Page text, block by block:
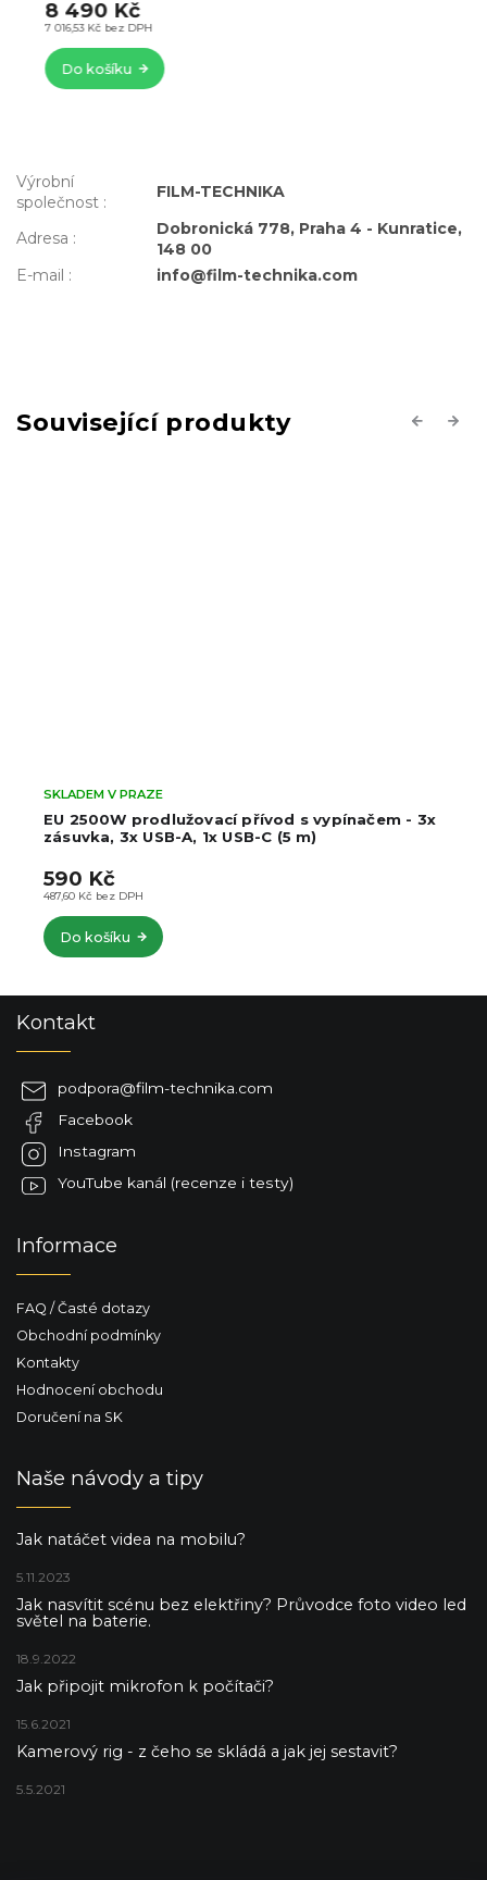
7 016,53 Kč bez DPH
8 490 Kč
Do košíku
Výrobní
společnost :
FILM-TECHNIKA
Adresa :
Dobronická 778, Praha 4 - Kunratice,
148 00
E-mail : info@film-technika.com
Související produkty Previous
EU 2500W prodlužovací přívod s vypínačem - 3x
zásuvka, 3x USB-A, 1x USB-C (5 m)
SKLADEM V PRAZE
487,60 Kč bez DPH
590 Kč
Do košíku
Next
Kontakt
podpora@film-technika.com
Facebook
Instagram
YouTube kanál (recenze i testy)
Informace
FAQ / Časté dotazy
Obchodní podmínky
Kontakty
Hodnocení obchodu
Doručení na SK
Naše návody a tipy
Jak natáčet videa na mobilu?
5.11.2023
Jak nasvítit scénu bez elektřiny? Průvodce foto video led
světel na baterie.
18.9.2022
Jak připojit mikrofon k počítači?
15.6.2021
Kamerový rig - z čeho se skládá a jak jej sestavit?
5.5.2021